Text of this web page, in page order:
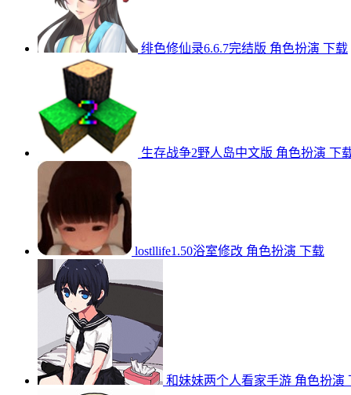
绯色修仙录6.6.7完结版 角色扮演 下载
生存战争2野人岛中文版 角色扮演 下
lostllife1.50浴室修改 角色扮演 下载
和妹妹两个人看家手游 角色扮演